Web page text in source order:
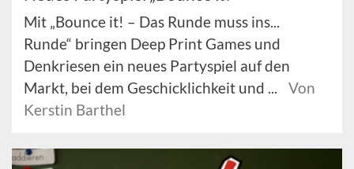
Mit „Bounce it! – Das Runde muss ins...
Runde“ bringen Deep Print Games und
Denkriesen ein neues Partyspiel auf den
Markt, bei dem Geschicklichkeit und ...
Von
Kerstin Barthel